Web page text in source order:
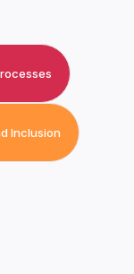
Inclusion